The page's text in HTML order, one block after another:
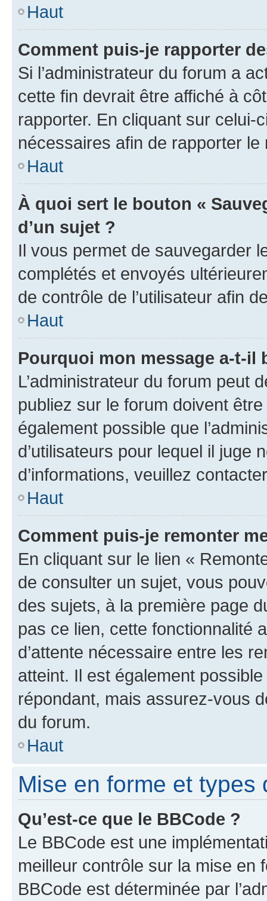
Haut
Comment puis-je rapporter
Si l’administrateur du forum a
cette fin devrait être affiché à
rapporter. En cliquant sur
nécessaires afin de rapporter le
Haut
À quoi sert le bouton «
d’un sujet ?
Il vous permet de sauvegarder
complétés et envoyés
de contrôle de l’utilisateur afin
Haut
Pourquoi mon message a-t-il
L’administrateur du forum peut
publiez sur le forum doivent
également possible que
d’utilisateurs pour lequel il juge
d’informations, veuillez
Haut
Comment puis-je remonter
En cliquant sur le lien «
de consulter un sujet, vous
des sujets, à la première page
pas ce lien, cette fonctionnalité
d’attente nécessaire entre les
atteint. Il est également
répondant, mais assurez-vous
du forum.
Haut
Mise en forme et types
Qu’est-ce que le BBCode ?
Le BBCode est une
meilleur contrôle sur la mise en
BBCode est déterminée par